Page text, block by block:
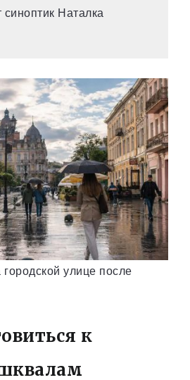
синоптик Наталка
улице после
к